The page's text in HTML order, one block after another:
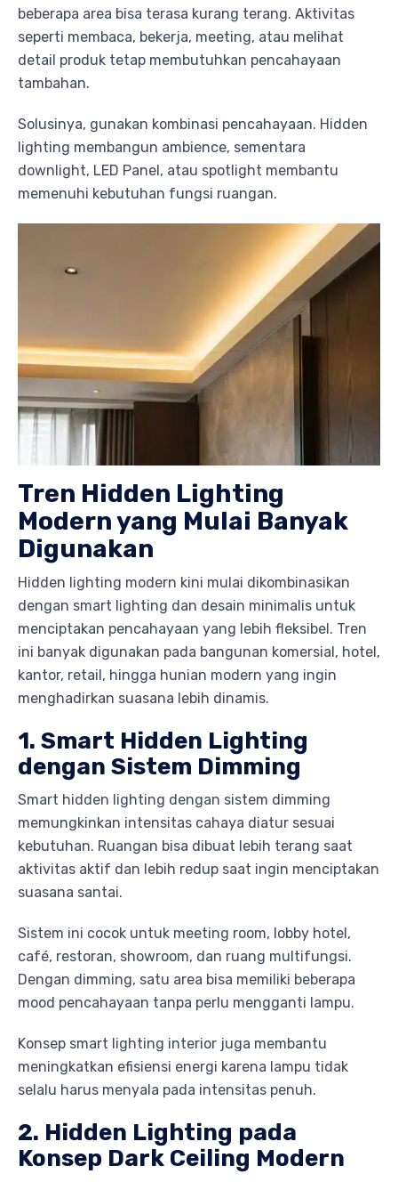
beberapa area bisa terasa kurang terang. Aktivitas
seperti membaca, bekerja, meeting, atau melihat
detail produk tetap membutuhkan pencahayaan
tambahan.
Solusinya, gunakan kombinasi pencahayaan. Hidden
lighting membangun ambience, sementara
downlight, LED Panel, atau spotlight membantu
memenuhi kebutuhan fungsi ruangan.
Tren Hidden Lighting
Modern yang Mulai Banyak
Digunakan
Hidden lighting modern kini mulai dikombinasikan
dengan smart lighting dan desain minimalis untuk
menciptakan pencahayaan yang lebih fleksibel. Tren
ini banyak digunakan pada bangunan komersial, hotel,
kantor, retail, hingga hunian modern yang ingin
menghadirkan suasana lebih dinamis.
1. Smart Hidden Lighting
dengan Sistem Dimming
Smart hidden lighting dengan sistem dimming
memungkinkan intensitas cahaya diatur sesuai
kebutuhan. Ruangan bisa dibuat lebih terang saat
aktivitas aktif dan lebih redup saat ingin menciptakan
suasana santai.
Sistem ini cocok untuk meeting room, lobby hotel,
café, restoran, showroom, dan ruang multifungsi.
Dengan dimming, satu area bisa memiliki beberapa
mood pencahayaan tanpa perlu mengganti lampu.
Konsep smart lighting interior juga membantu
meningkatkan efisiensi energi karena lampu tidak
selalu harus menyala pada intensitas penuh.
2. Hidden Lighting pada
Konsep Dark Ceiling Modern